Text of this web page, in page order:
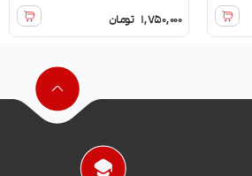
1,750,000 تومان